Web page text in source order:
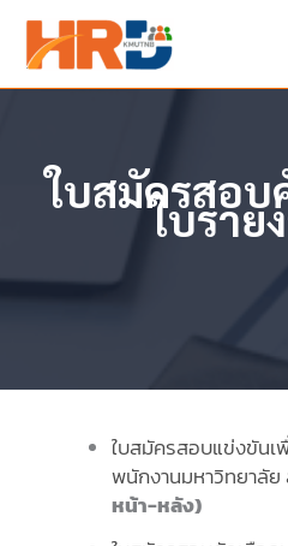
content
ใบสมัครสอบ
ใบราย
ใบสมัครสอบแข่งขัน
พนักงานมหาวิทยาลั
หน้า-หลัง)